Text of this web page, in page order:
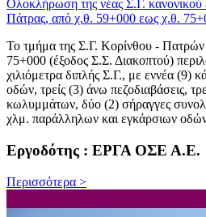
Ολοκλήρωση της νέας Σ.Γ.
Πάτρας, από χ.θ. 59+000 εως χ.θ.
Το τμήμα της Σ.Γ. Κορίνθου -
75+000 (έξοδος Σ.Σ. Διακοπτού)
χιλιόμετρα διπλής Σ.Γ., με εννέα (9)
οδών, τρείς (3) άνω πεζοδιαβάσεις,
κωλυμμάτων, δύο (2) σήραγγες
χλμ. παράλληλων και εγκάρσιων
Εργοδότης : ΕΡΓΑ ΟΣΕ Α.Ε.
Περισσότερα >